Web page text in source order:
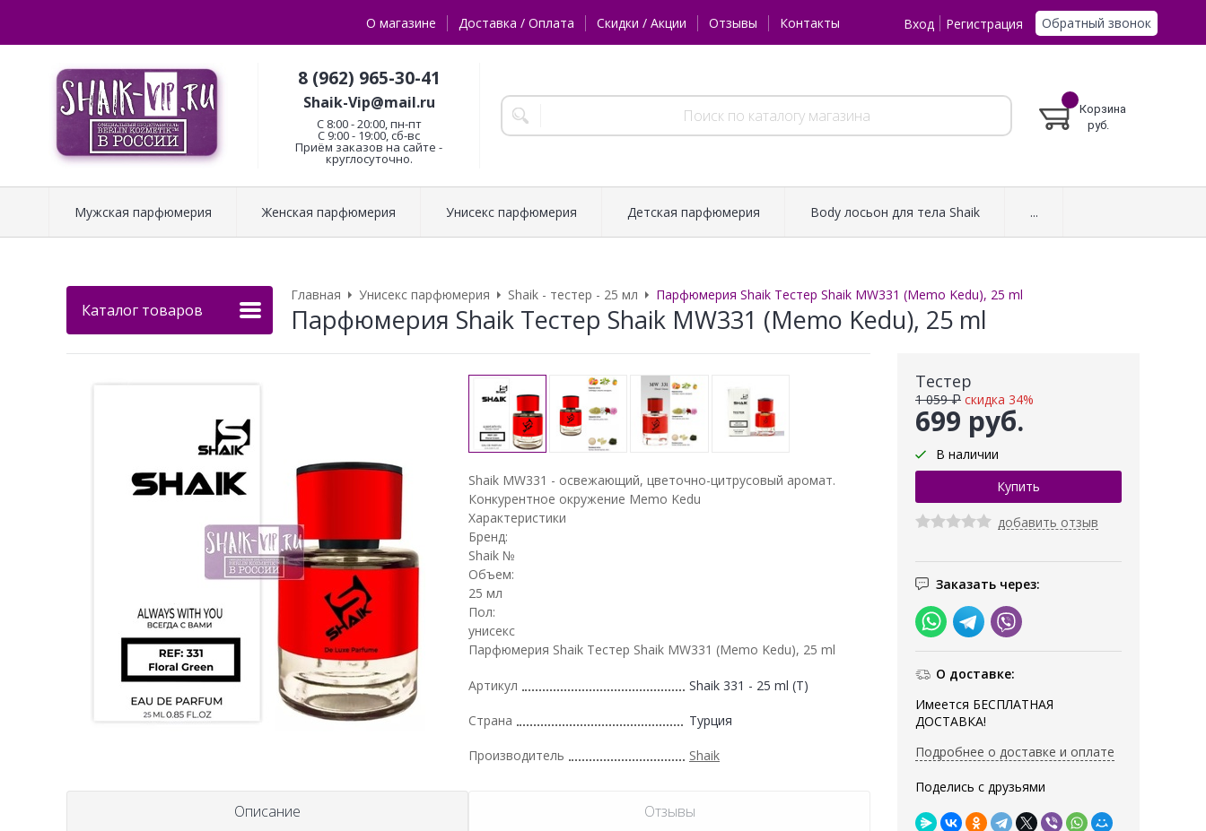
О магазине Доставка / Оплата Скидки / Акции Отзывы Контакты Вход Регистрация Обратный звонок
8 (962) 965-30-41
Shaik-Vip@mail.ru
C 8:00 - 20:00, пн-пт
С 9:00 - 19:00, сб-вс
Приём заказов на сайте -
круглосуточно.
Корзина
руб.
Мужская парфюмерия Женская парфюмерия Унисекс парфюмерия Детская парфюмерия Body лосьон для тела Shaik ...
Каталог товаров
Главная Унисекс парфюмерия Shaik - тестер - 25 мл Парфюмерия Shaik Тестер Shaik MW331 (Memo Kedu), 25 ml
Парфюмерия Shaik Тестер Shaik MW331 (Memo Kedu), 25 ml
Тестер
699 руб.
1 059 ₽ скидка 34%
В наличии
добавить отзыв
Заказать через:
О доставке:
Имеется БЕСПЛАТНАЯ
ДОСТАВКА!
Подробнее о доставке и оплате
Поделись с друзьями
Shaik MW331 - освежающий, цветочно-цитрусовый аромат.
Конкурентное окружение Memo Kedu
Характеристики
Бренд:
Shaik №
Объем:
25 мл
Пол:
унисекс
Парфюмерия Shaik Тестер Shaik MW331 (Memo Kedu), 25 ml
Артикул Shaik 331 - 25 ml (T)
Страна Турция
Производитель Shaik
Описание Отзывы